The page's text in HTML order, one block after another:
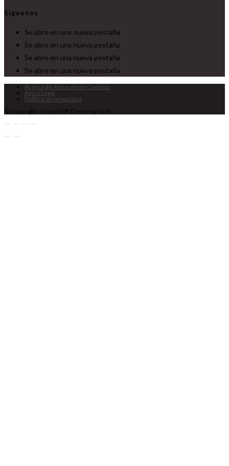
Síguenos
Se abre en una nueva pestaña
Se abre en una nueva pestaña
Se abre en una nueva pestaña
Se abre en una nueva pestaña
Acerca de Almacén de Cuentos
Aviso Legal
Política de privacidad
© Copyright - OceanWP Theme by Nick